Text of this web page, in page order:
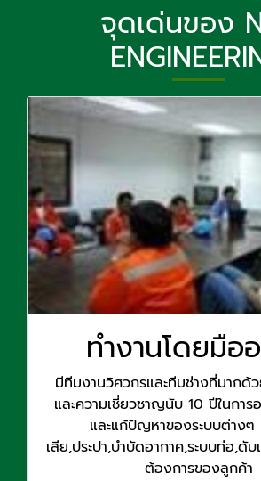
จุดเด่นของ
ทำงานโดยมือ
มีทีมงานวิศวกรและทีมช่างที่มากด้
และความเชี่ยวชาญนับ 10 ปีในกา
และแก้ปัญหาของระบบต่างๆ
เสีย,ประปา,บำบัดอากาศ,ระบบท่อ,ดั
ต้องการของลูกค้า